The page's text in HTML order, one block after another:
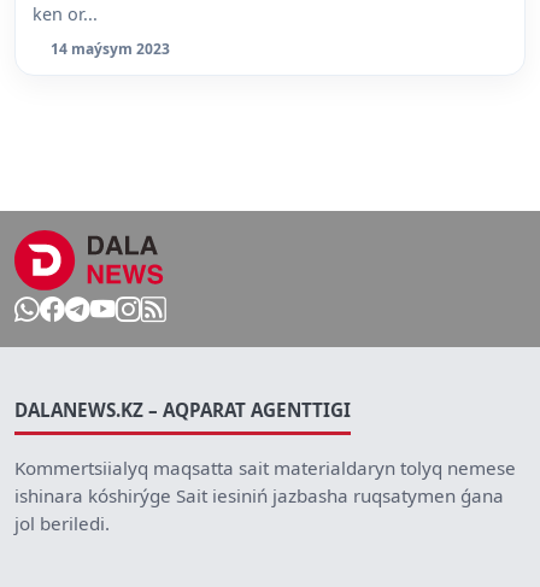
ken or...
14 maýsym 2023
DALANEWS.KZ – AQPARAT AGENTTIGI
Kommertsiialyq maqsatta sait materialdaryn tolyq nemese
ishinara kóshirýge Sait iesiniń jazbasha ruqsatymen ǵana
jol beriledi.